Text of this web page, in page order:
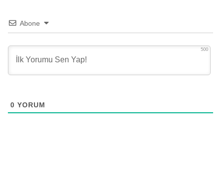
Abone
500
0 YORUM